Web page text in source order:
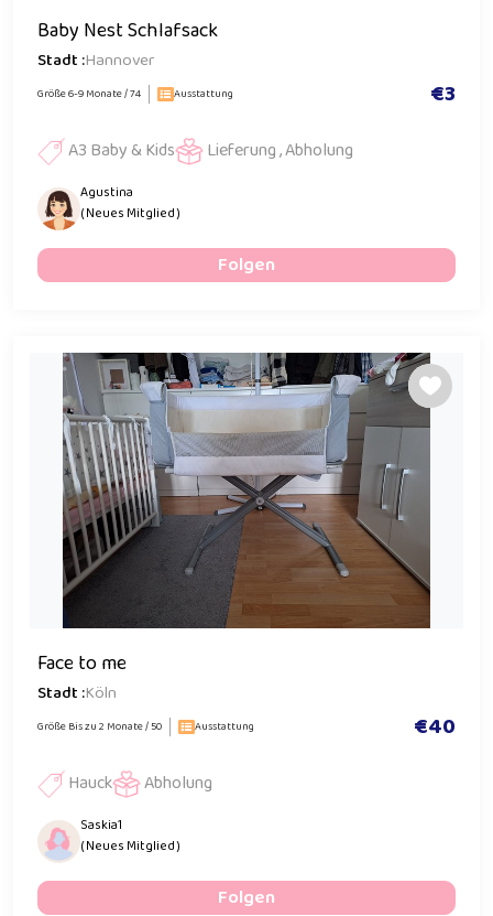
Baby Nest Schlafsack
Stadt :Hannover
Größe 6-9 Monate / 74 Ausstattung €3
A3 Baby & Kids Lieferung , Abholung
Agustina
( Neues Mitglied )
Folgen
Face to me
Stadt :Köln
Größe Bis zu 2 Monate / 50 Ausstattung €40
Hauck Abholung
Saskia1
( Neues Mitglied )
Folgen